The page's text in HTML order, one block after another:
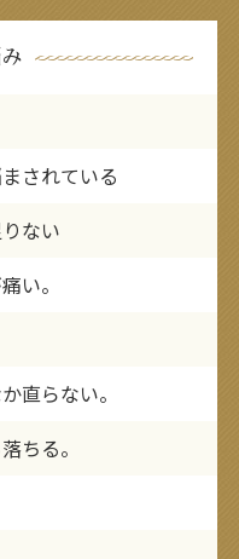
されている
ない
い。
直らない。
ちる。